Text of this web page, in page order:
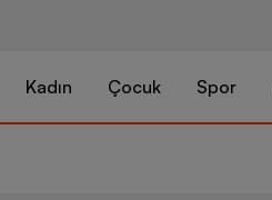
Kadın Çocuk Spor